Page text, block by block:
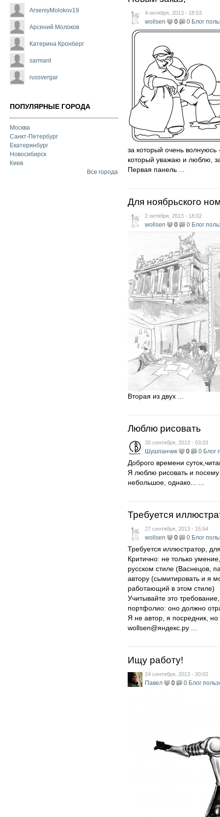
ArseniyMolokov19
Арсений Молоков
Катерина Кронберг
sarmant
russvergar
ПОПУЛЯРНЫЕ ГОРОДА
Москва
Санкт-Петербург
Екатеринбург
Новосибирск
Киев
Все города
4 октября, 2013 - 18:53
wollsen 0 0 Блог
за который очень волнуюсь
который уважаю и люблю,
Первая панель ...
Для ноябрьского
2 октября, 2013 - 18:02
wollsen 0 0 Блог
Вторая из двух ...
Люблю рисовать
30 сентября, 2013 - 03:03
Шушпанчик 0 0 Блог
Доброго времени
Я люблю рисовать и
небольшое, однако... ...
Требуется
27 сентября, 2013 - 15:54
wollsen 0 0 Блог
Требуется иллюстратор,
Критично: не только
русском стиле (Васнецов,
автору (сымитировать и я
работающий в этом стиле)
Учитывайте это
портфолио: оно должно
Я не автор, я посредник,
wollsen@яндекс.ру ...
Ищу работу!
24 сентября, 2013 - 20:02
Павел 0 0 Блог